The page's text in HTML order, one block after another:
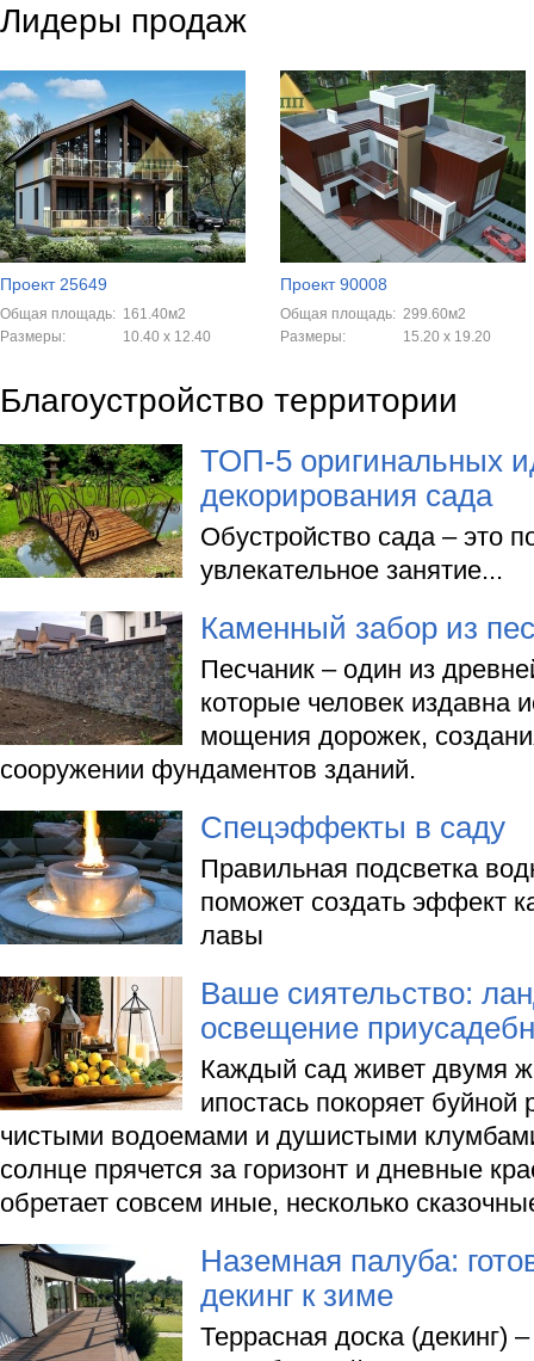
Лидеры продаж
Проект 25649
Общая площадь: 161.40м2
Размеры:
10.40 x 12.40
Проект 90008
Общая площадь: 299.60м2
Размеры:
15.20 x 19.20
Благоустройство территории
ТОП-5 оригинальных
декорирования сада
Обустройство сада – это
увлекательное занятие...
Каменный забор из
Песчаник – один из
которые человек издавна
мощения дорожек,
сооружении фундаментов зданий.
Спецэффекты в саду
Правильная подсветка
поможет создать эффект
лавы
Ваше сиятельство:
освещение
Каждый сад живет двумя
ипостась покоряет буйной
чистыми водоемами и душистыми
солнце прячется за горизонт и дневные
обретает совсем иные, несколько
Наземная палуба:
декинг к зиме
Террасная доска (декинг)